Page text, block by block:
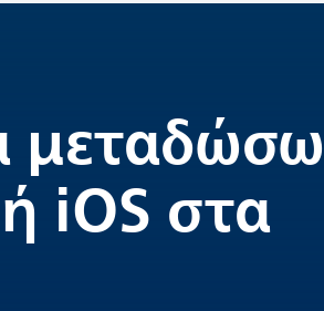
μεταδώσω
iOS στα